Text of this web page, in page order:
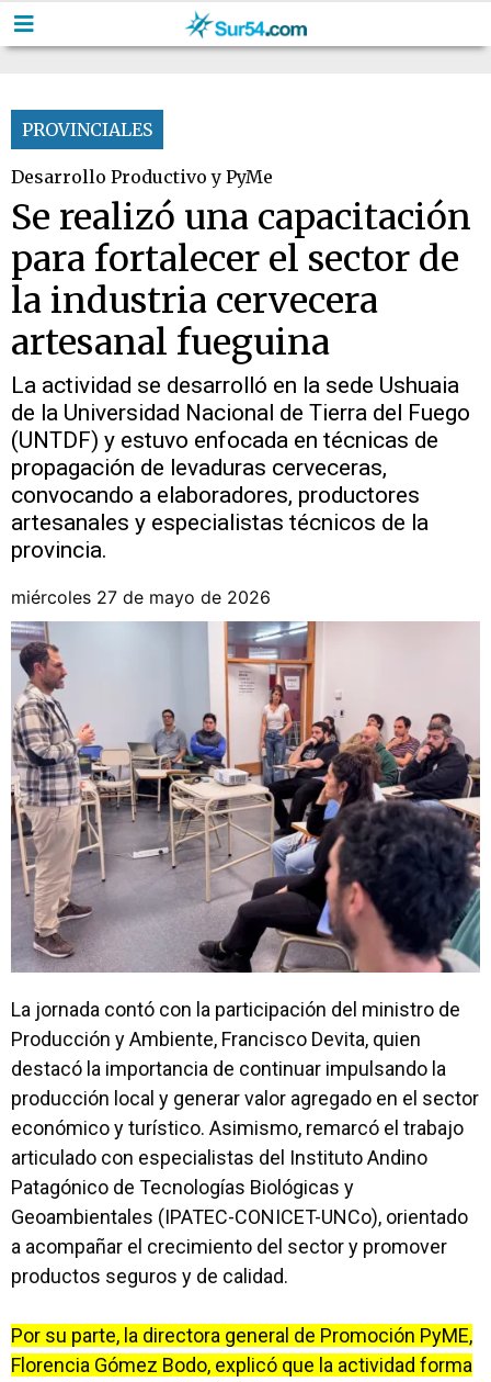
PROVINCIALES
Desarrollo Productivo y PyMe
Se realizó una capacitación
para fortalecer el sector de
la industria cervecera
artesanal fueguina
La actividad se desarrolló en la sede Ushuaia
de la Universidad Nacional de Tierra del Fuego
(UNTDF) y estuvo enfocada en técnicas de
propagación de levaduras cerveceras,
convocando a elaboradores, productores
artesanales y especialistas técnicos de la
provincia.
miércoles 27 de mayo de 2026
La jornada contó con la participación del ministro de
Producción y Ambiente, Francisco Devita, quien
destacó la importancia de continuar impulsando la
producción local y generar valor agregado en el sector
económico y turístico. Asimismo, remarcó el trabajo
articulado con especialistas del Instituto Andino
Patagónico de Tecnologías Biológicas y
Geoambientales (IPATEC-CONICET-UNCo), orientado
a acompañar el crecimiento del sector y promover
productos seguros y de calidad.
Por su parte, la directora general de Promoción PyME,
Florencia Gómez Bodo, explicó que la actividad forma